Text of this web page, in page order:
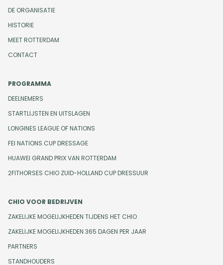
DE ORGANISATIE
HISTORIE
MEET ROTTERDAM
CONTACT
PROGRAMMA
DEELNEMERS
STARTLIJSTEN EN UITSLAGEN
LONGINES LEAGUE OF NATIONS
FEI NATIONS CUP DRESSAGE
HUAWEI GRAND PRIX VAN ROTTERDAM
2FITHORSES CHIO ZUID-HOLLAND CUP DRESSUUR
CHIO VOOR BEDRIJVEN
ZAKELIJKE MOGELIJKHEDEN TIJDENS HET CHIO
ZAKELIJKE MOGELIJKHEDEN 365 DAGEN PER JAAR
PARTNERS
STANDHOUDERS